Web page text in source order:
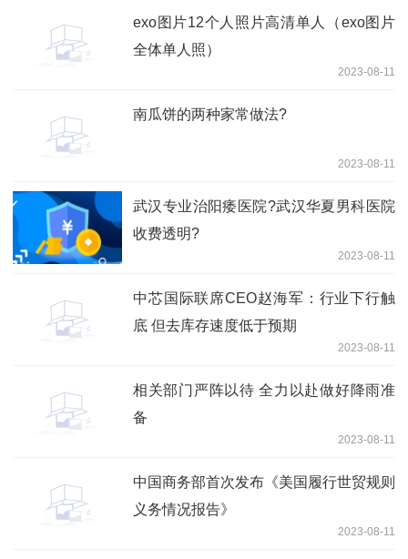
exo图片12个人照片高清单人（exo图片
全体单人照）
2023-08-11
南瓜饼的两种家常做法?
2023-08-11
武汉专业治阳痿医院?武汉华夏男科医院
收费透明?
2023-08-11
中芯国际联席CEO赵海军：行业下行触
底 但去库存速度低于预期
2023-08-11
相关部门严阵以待 全力以赴做好降雨准
备
2023-08-11
中国商务部首次发布《美国履行世贸规则
义务情况报告》
2023-08-11